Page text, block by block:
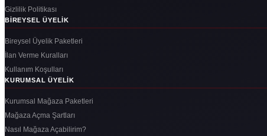
Gizlilik Politikası
BIREYSEL ÜYELIK
Bireysel Üyelik Paketleri
İlan Verme Kuralları
Kullanım Koşulları
KURUMSAL ÜYELIK
Kurumsal Mağaza Paketleri
Mağaza Açma Şartları
Nasıl Mağaza Açabilirim?